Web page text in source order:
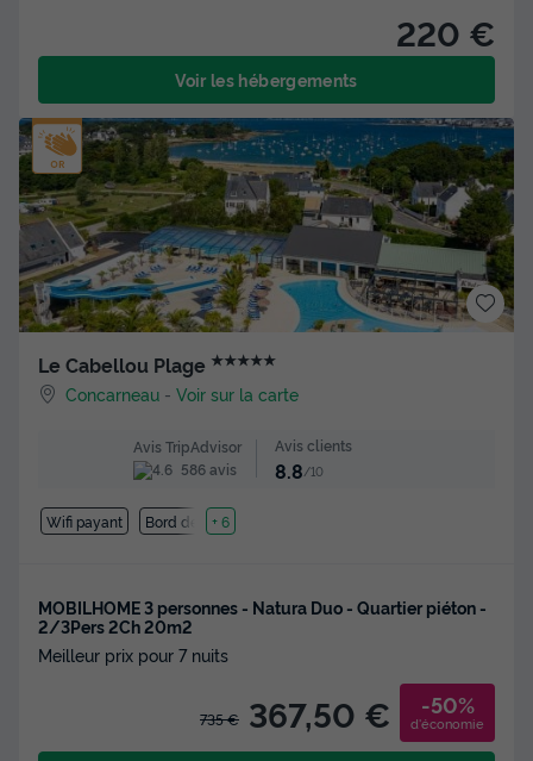
220 €
Voir les hébergements
Le Cabellou Plage ★★★★★
Concarneau -Voir sur la carte
Avis TripAdvisor
586 avis
Avis clients
8.8 /10
Wifi payant Bord de mer
+ 6
MOBILHOME 3 personnes - Natura Duo - Quartier piéton -
2/3Pers 2Ch 20m2
Meilleur prix pour 7 nuits
735 € 367,50 € -50%
d'économie